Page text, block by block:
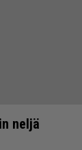
neljä